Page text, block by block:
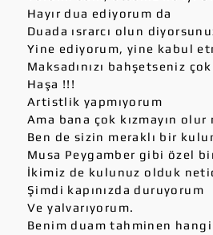
Hayır dua ediyorum da
Duada ısrarcı olun
Yine ediyorum, yine kabul
Maksadınızı bahşetseniz
Haşa !!!
Artistlik yapmıyorum
Ama bana çok kızmayın olur
Ben de sizin meraklı bir
Musa Peygamber gibi özel
İkimiz de kulunuz olduk
Şimdi kapınızda duruyorum
Ve yalvarıyorum.
Benim duam tahminen